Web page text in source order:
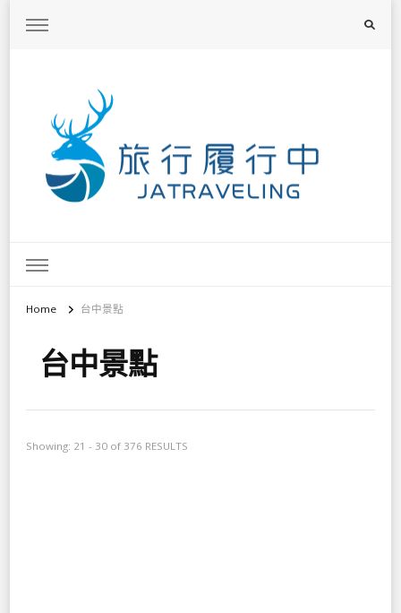
Home 台中景點
台中景點
Showing: 21 - 30 of 376 RESULTS